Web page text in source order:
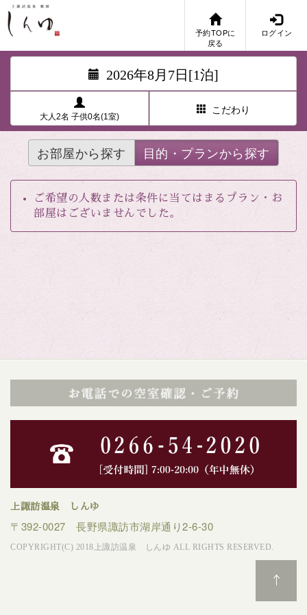
予約TOPに
戻る
ログイン
2026年8月7日[1泊]
大人2名 子供0名(1室)
こだわり
お部屋から探す 目的・プランから探す
ご希望の人数または条件に当てはまるプラン・お
部屋はございませんでした。
上諏訪温泉 しんゆ
〒392-0027 長野県諏訪市湖岸通り2-6-30
COPYRIGHT(C) 2018上諏訪温泉 しんゆ ALL RIGHTS RESERVED.